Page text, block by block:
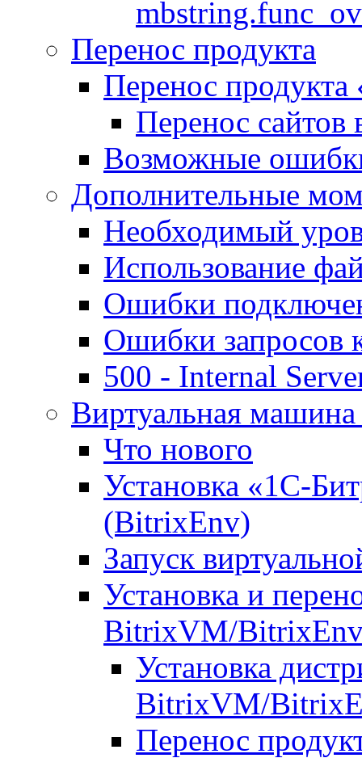
Перенос продукта
Перенос продукта
Перенос сайтов
Возможные
Дополнительные
Необходимый
Использование
Ошибки
Ошибки запросов
500 - Internal
Виртуальная
Что нового
Установка «1С-
(BitrixEnv)
Запуск
Установка и
BitrixVM/
Установка
BitrixVM/
Перенос